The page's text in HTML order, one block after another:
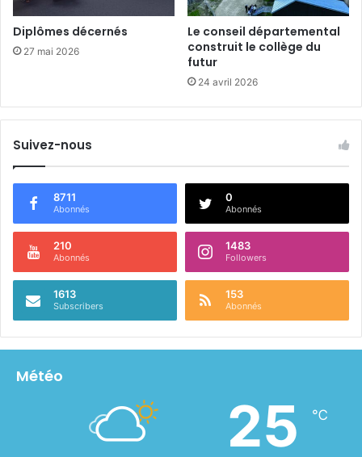
Diplômes décernés
27 mai 2026
Le conseil départemental
construit le collège du
futur
24 avril 2026
Suivez-nous
8711
Abonnés
0
Abonnés
210
Abonnés
1483
Followers
1613
Subscribers
153
Abonnés
Météo
25 ℃